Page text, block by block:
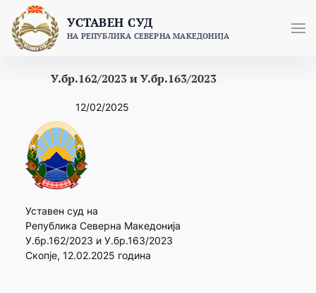
content
УСТАВЕН СУД
НА РЕПУБЛИКА СЕВЕРНА МАКЕДОНИЈА
У.бр.162/2023 и У.бр.163/2023
12/02/2025
Уставен суд на
Република Северна Македонија
У.бр.162/2023 и У.бр.163/2023
Скопје, 12.02.2025 година